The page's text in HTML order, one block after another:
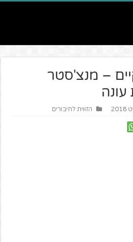
– מנצ'סטר
עונה
הזווית לחיבורים